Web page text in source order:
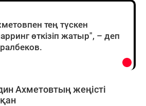
тең түскен
өткізіп жатыр", – деп
Ахметовтың жеңісті